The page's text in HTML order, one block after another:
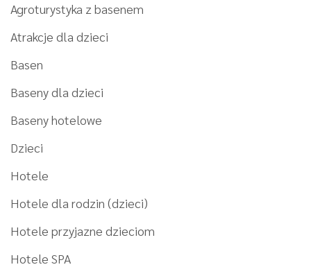
Agroturystyka z basenem
Atrakcje dla dzieci
Basen
Baseny dla dzieci
Baseny hotelowe
Dzieci
Hotele
Hotele dla rodzin (dzieci)
Hotele przyjazne dzieciom
Hotele SPA